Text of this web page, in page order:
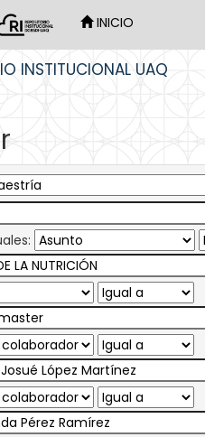
INICIO
INSTITUCIONAL UAQ